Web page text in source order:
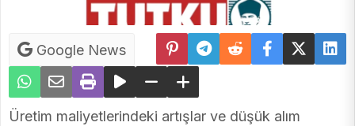
Google News
Üretim maliyetlerindeki artışlar ve düşük alım